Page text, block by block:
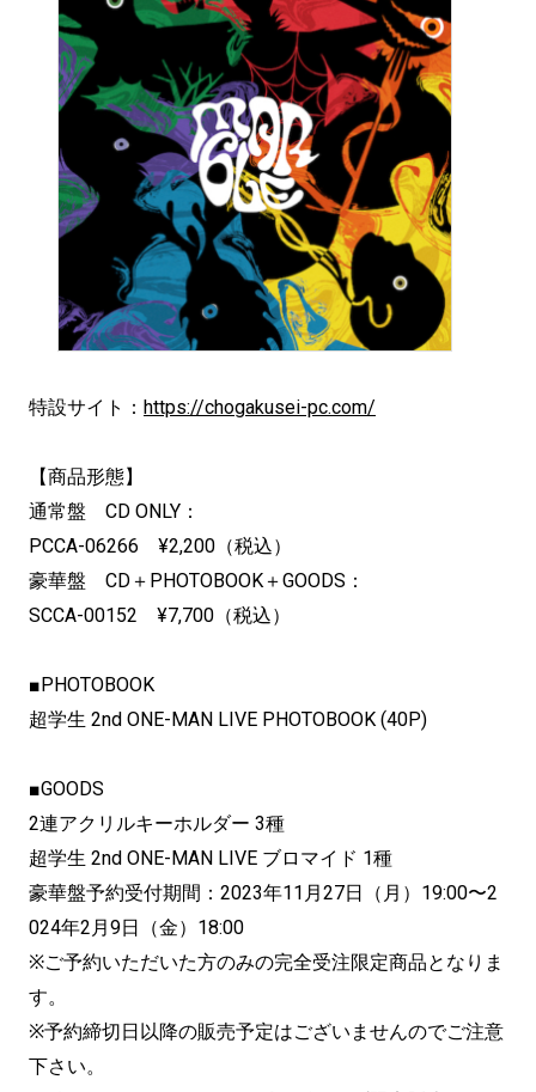
特設サイト： https://chogakusei-pc.com/
【商品形態】
通常盤 CD ONLY：
PCCA-06266 ¥2,200（税込）
豪華盤 CD＋PHOTOBOOK＋GOODS：
SCCA-00152 ¥7,700（税込）
■PHOTOBOOK
超学生 2nd ONE-MAN LIVE PHOTOBOOK (40P)
■GOODS
2連アクリルキーホルダー 3種
超学生 2nd ONE-MAN LIVE ブロマイド 1種
豪華盤予約受付期間：2023年11月27日（月）19:00〜2
024年2月9日（金）18:00
※ご予約いただいた方のみの完全受注限定商品となりま
す。
※予約締切日以降の販売予定はございませんのでご注意
下さい。